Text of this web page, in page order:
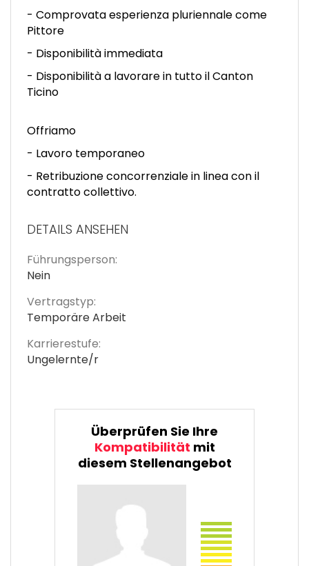
- Comprovata esperienza pluriennale come
Pittore
- Disponibilità immediata
- Disponibilità a lavorare in tutto il Canton
Ticino
Offriamo
- Lavoro temporaneo
- Retribuzione concorrenziale in linea con il
contratto collettivo.
DETAILS ANSEHEN
Führungsperson:
Nein
Vertragstyp:
Temporäre Arbeit
Karrierestufe:
Ungelernte/r
Überprüfen Sie Ihre
Kompatibilität mit
diesem Stellenangebot